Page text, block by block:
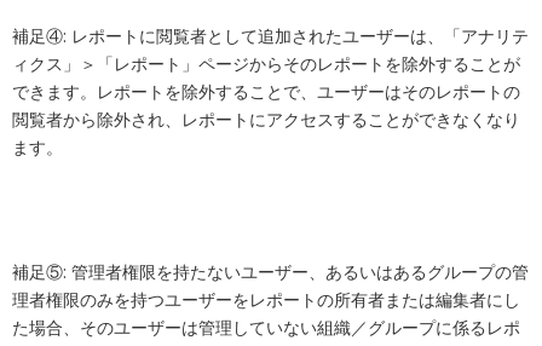
補足④: レポートに閲覧者として追加されたユーザーは、「アナリテ
ィクス」＞「レポート」ページからそのレポートを除外することが
できます。レポートを除外することで、ユーザーはそのレポートの
閲覧者から除外され、レポートにアクセスすることができなくなり
ます。
補足⑤: 管理者権限を持たないユーザー、あるいはあるグループの管
理者権限のみを持つユーザーをレポートの所有者または編集者にし
た場合、そのユーザーは管理していない組織／グループに係るレポ